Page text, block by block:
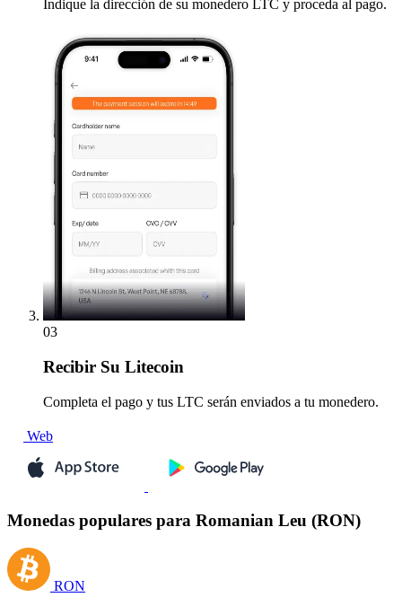
Indique la dirección de su monedero LTC y proceda al pago.
03
Recibir Su Litecoin
Completa el pago y tus LTC serán enviados a tu monedero.
Web
Monedas populares para Romanian Leu (RON)
RON